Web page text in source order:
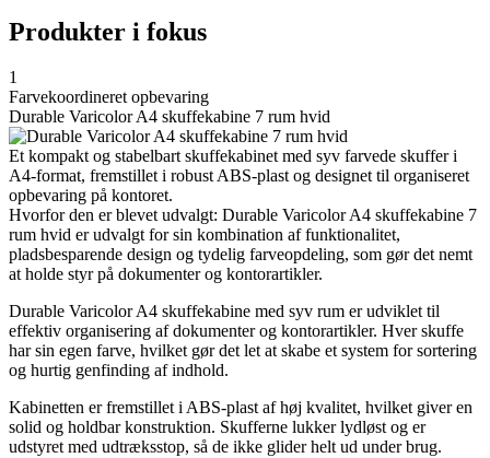
Produkter i fokus
1
Farvekoordineret opbevaring
Durable Varicolor A4 skuffekabine 7 rum hvid
Et kompakt og stabelbart skuffekabinet med syv farvede skuffer i
A4-format, fremstillet i robust ABS-plast og designet til organiseret
opbevaring på kontoret.
Hvorfor den er blevet udvalgt: Durable Varicolor A4 skuffekabine 7
rum hvid er udvalgt for sin kombination af funktionalitet,
pladsbesparende design og tydelig farveopdeling, som gør det nemt
at holde styr på dokumenter og kontorartikler.
Durable Varicolor A4 skuffekabine med syv rum er udviklet til
effektiv organisering af dokumenter og kontorartikler. Hver skuffe
har sin egen farve, hvilket gør det let at skabe et system for sortering
og hurtig genfinding af indhold.
Kabinetten er fremstillet i ABS-plast af høj kvalitet, hvilket giver en
solid og holdbar konstruktion. Skufferne lukker lydløst og er
udstyret med udtræksstop, så de ikke glider helt ud under brug.